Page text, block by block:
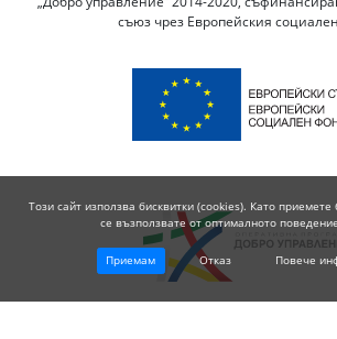
съюз чрез Европейския
Този сайт използва бисквитки (cookies). Като приемете
се възползвате от оптималното
Приемам Отказ Повече